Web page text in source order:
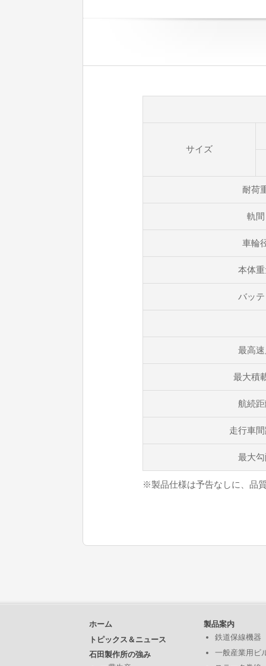
サイズ
耐荷
軌間
車輪
本体
バッ
最高
最大積
航続
走行車
最大
※製品仕様は予告なしに、品
ホーム
トピックス＆ニュース
石田製作所の強み
製品案内
鉄道保線機器
一般産業用ビ